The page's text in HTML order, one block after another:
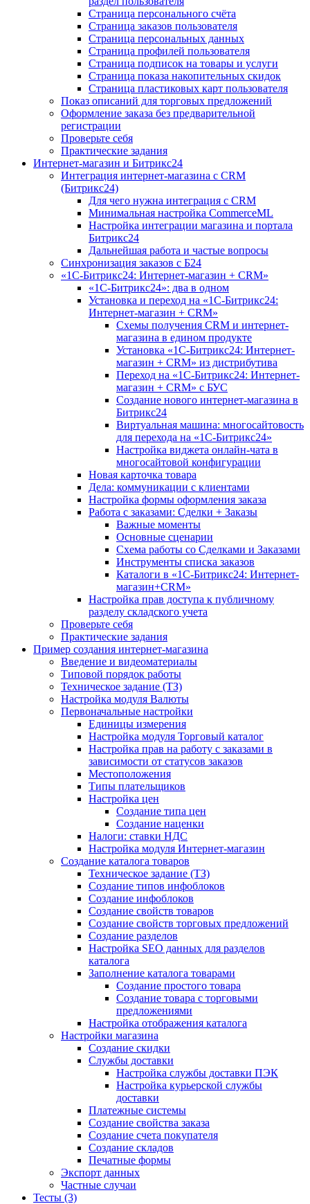
Страница персонального счёта
Страница заказов пользователя
Страница персональных данных
Страница профилей пользователя
Страница подписок на товары и услуги
Страница показа накопительных скидок
Страница пластиковых карт пользователя
Показ описаний для торговых предложений
Оформление заказа без предварительной
регистрации
Проверьте себя
Практические задания
Интернет-магазин и Битрикс24
Интеграция интернет-магазина с CRM
(Битрикс24)
Для чего нужна интеграция с CRM
Минимальная настройка CommerceML
Настройка интеграции магазина и портала
Битрикс24
Дальнейшая работа и частые вопросы
Синхронизация заказов с Б24
«1С-Битрикс24: Интернет-магазин + CRM»
«1С-Битрикс24»: два в одном
Установка и переход на «1С-Битрикс24:
Интернет-магазин + CRM»
Схемы получения CRM и интернет-
магазина в едином продукте
Установка «1С-Битрикс24: Интернет-
магазин + CRM» из дистрибутива
Переход на «1С-Битрикс24: Интернет-
магазин + CRM» с БУС
Создание нового интернет-магазина в
Битрикс24
Виртуальная машина: многосайтовость
для перехода на «1С-Битрикс24»
Настройка виджета онлайн-чата в
многосайтовой конфигурации
Новая карточка товара
Дела: коммуникации с клиентами
Настройка формы оформления заказа
Работа с заказами: Сделки + Заказы
Важные моменты
Основные сценарии
Схема работы со Сделками и Заказами
Инструменты списка заказов
Каталоги в «1С-Битрикс24: Интернет-
магазин+CRM»
Настройка прав доступа к публичному
разделу складского учета
Проверьте себя
Практические задания
Пример создания интернет-магазина
Введение и видеоматериалы
Типовой порядок работы
Техническое задание (ТЗ)
Настройка модуля Валюты
Первоначальные настройки
Единицы измерения
Настройка модуля Торговый каталог
Настройка прав на работу с заказами в
зависимости от статусов заказов
Местоположения
Типы плательщиков
Настройка цен
Создание типа цен
Создание наценки
Налоги: ставки НДС
Настройка модуля Интернет-магазин
Создание каталога товаров
Техническое задание (ТЗ)
Создание типов инфоблоков
Создание инфоблоков
Создание свойств товаров
Создание свойств торговых предложений
Создание разделов
Настройка SEO данных для разделов
каталога
Заполнение каталога товарами
Создание простого товара
Создание товара с торговыми
предложениями
Настройка отображения каталога
Настройки магазина
Создание скидки
Службы доставки
Настройка службы доставки ПЭК
Настройка курьерской службы
доставки
Платежные системы
Создание свойства заказа
Создание счета покупателя
Создание складов
Печатные формы
Экспорт данных
Частные случаи
Тесты (3)